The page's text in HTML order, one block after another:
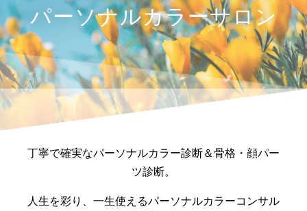
パーソナルカラーサロン
丁寧で確実なパーソナルカラー診断＆骨格・顔パー
ツ診断。
人生を彩り、一生使えるパーソナルカラーコンサル